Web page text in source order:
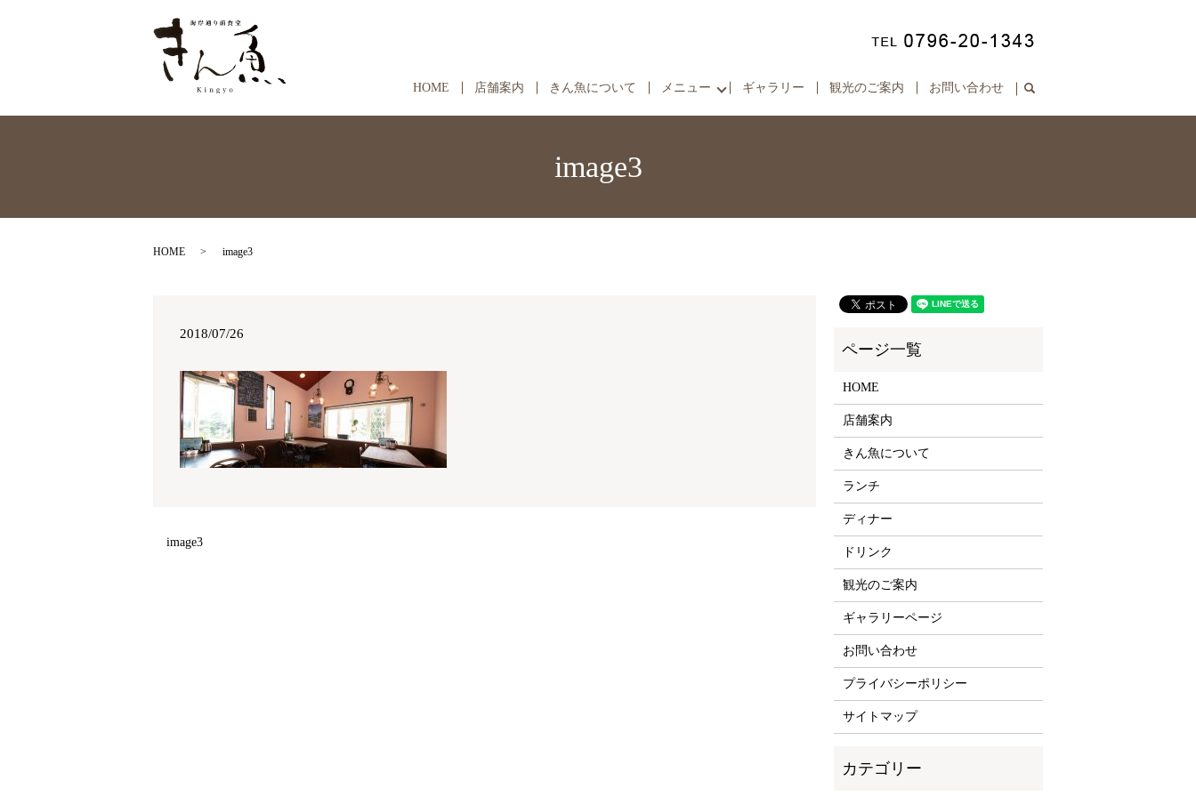
HOME 店舗案内 きん魚について メニュー ギャラリー 観光のご案内 お問い合わせ search
image3
HOME image3
2018/07/26
image3
HOME
店舗案内
きん魚について
ランチ
ディナー
ドリンク
観光のご案内
ギャラリーページ
お問い合わせ
プライバシーポリシー
サイトマップ